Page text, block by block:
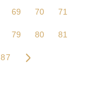
69 70 71
79 80 81
87